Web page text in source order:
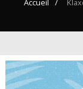
Accueil